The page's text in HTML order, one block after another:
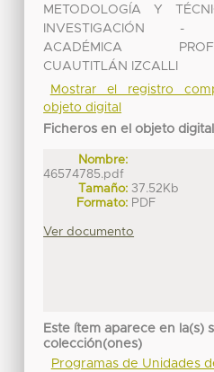
METODOLOGÍA Y
INVESTIGACIÓN -
ACADÉMICA
CUAUTITLÁN IZCALLI
Mostrar el registro
objeto digital
Ficheros en el objeto digital
Nombre:
46574785.pdf
Tamaño: 37.52Kb
Formato: PDF
Ver documento
Este ítem aparece en la(s)
colección(ones)
Programas de Unidades